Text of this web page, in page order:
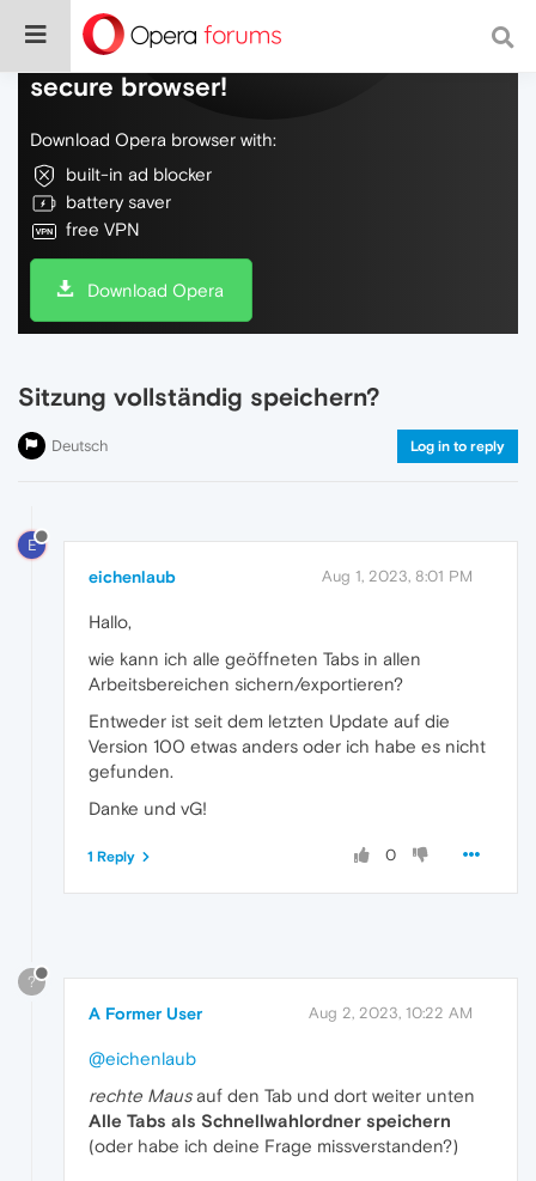
Do more on the web, with a fast and
secure browser!
Download Opera browser with:
built-in ad blocker
battery saver
free VPN
Download Opera
Sitzung vollständig speichern?
Deutsch Log in to reply
E
eichenlaub Aug 1, 2023, 8:01 PM
Hallo,
wie kann ich alle geöffneten Tabs in allen
Arbeitsbereichen sichern/exportieren?
Entweder ist seit dem letzten Update auf die
Version 100 etwas anders oder ich habe es nicht
gefunden.
Danke und vG!
0
1 Reply
?
A Former User Aug 2, 2023, 10:22 AM
@eichenlaub
rechte Mausauf den Tab und dort weiter unten
Alle Tabs als Schnellwahlordner speichern
(oder habe ich deine Frage missverstanden?)